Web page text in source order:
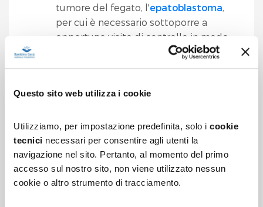
Questo sito web utilizza i cookie
Utilizziamo, per impostazione predefinita, solo i cookie
tecnici necessari per consentire agli utenti la
navigazione nel sito. Pertanto, al momento del primo
accesso sul nostro sito, non viene utilizzato nessun
cookie o altro strumento di tracciamento.
tumore del fegato, l'epatoblastoma,
per cui è necessario sottoporre a
opportune visite di controllo in modo
regolare i bambini affetti.
malattia rara che colpisce in media un
QUALI SONO LE CAUSE
COME SI FA LA DIAGNOSI